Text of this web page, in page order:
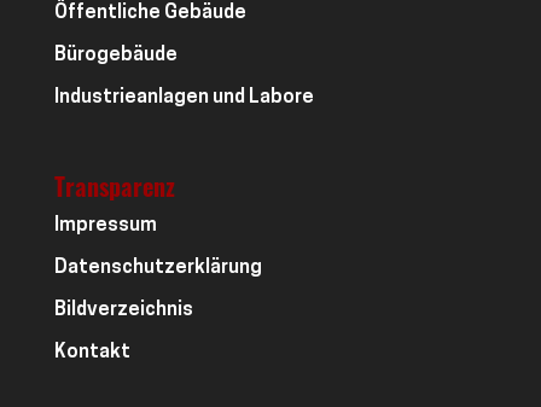
Öffentliche Gebäude
Bürogebäude
Industrieanlagen und Labore
Transparenz
Impressum
Datenschutzerklärung
Bildverzeichnis
Kontakt